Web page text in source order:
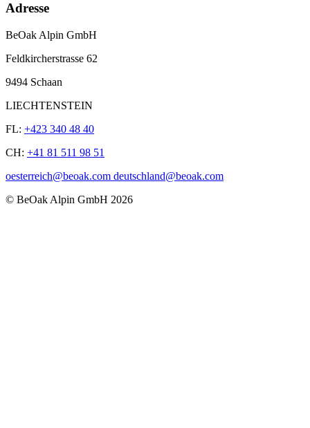
Adresse
BeOak Alpin GmbH
Feldkircherstrasse 62
9494 Schaan
LIECHTENSTEIN
FL: +423 340 48 40
CH: +41 81 511 98 51
oesterreich@beoak.com deutschland@beoak.com
© BeOak Alpin GmbH 2026